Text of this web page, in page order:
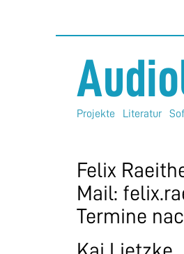
Projekte Literatur
Felix
Mail:
Termine